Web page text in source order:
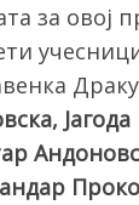
за овој